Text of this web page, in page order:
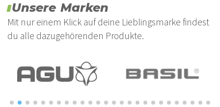
Unsere Marken
Mit nur einem Klick auf deine Lieblingsmarke findest
du alle dazugehörenden Produkte.